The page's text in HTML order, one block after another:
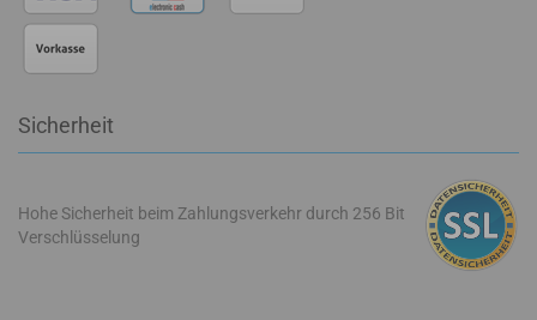
Sicherheit
Hohe Sicherheit beim Zahlungsverkehr durch 256 Bit
Verschlüsselung